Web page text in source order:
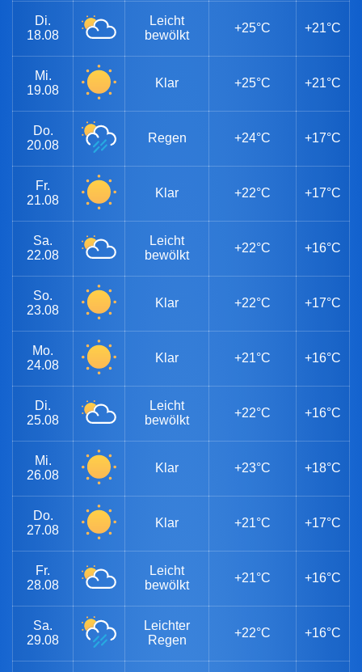
Di.
18.08
Leicht
bewölkt
+25°C +21°C
Mi.
19.08
Klar +25°C +21°C
Do.
20.08
Regen +24°C +17°C
Fr.
21.08
Klar +22°C +17°C
Sa.
22.08
Leicht
bewölkt
+22°C +16°C
So.
23.08
Klar +22°C +17°C
Mo.
24.08
Klar +21°C +16°C
Di.
25.08
Leicht
bewölkt
+22°C +16°C
Mi.
26.08
Klar +23°C +18°C
Do.
27.08
Klar +21°C +17°C
Fr.
28.08
Leicht
bewölkt
+21°C +16°C
Sa.
29.08
Leichter
Regen
+22°C +16°C